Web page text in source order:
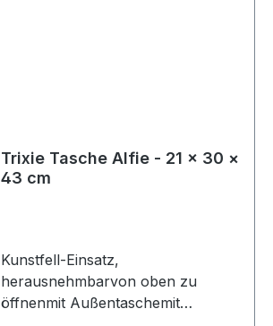
Trixie Tasche Alfie - 21 × 30 ×
43 cm
Kunstfell-Einsatz,
herausnehmbarvon oben zu
öffnenmit Außentaschemit